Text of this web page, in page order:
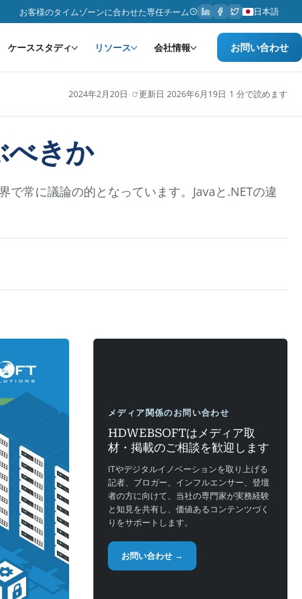
お客様のタイムゾーンに合わせた専任チーム 日本語
ケーススタディ リソース 会社情報 お問い合わせ
2024年2月20日 · 更新日 2026年6月19日 ·1 分で読めます
きか
常に議論の的となっています。Javaと.NETの違
メディア関係のお問い合わせ
HDWEBSOFTはメディア取
材・掲載のご相談を歓迎します
ITやデジタルイノベーションを取り上げる
記者、ブロガー、インフルエンサー、登壇
者の方に向けて、当社の専門家が実務経験
と知見を共有し、価値あるコンテンツづく
りをサポートします。
お問い合わせ →